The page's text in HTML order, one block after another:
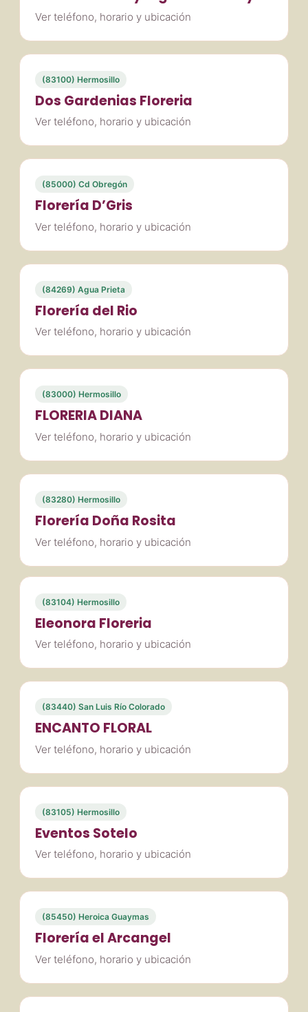
Ver teléfono, horario y ubicación
(83100) Hermosillo
Dos Gardenias Floreria
Ver teléfono, horario y ubicación
(85000) Cd Obregón
Florería D’Gris
Ver teléfono, horario y ubicación
(84269) Agua Prieta
Florería del Rio
Ver teléfono, horario y ubicación
(83000) Hermosillo
FLORERIA DIANA
Ver teléfono, horario y ubicación
(83280) Hermosillo
Florería Doña Rosita
Ver teléfono, horario y ubicación
(83104) Hermosillo
Eleonora Floreria
Ver teléfono, horario y ubicación
(83440) San Luis Río Colorado
ENCANTO FLORAL
Ver teléfono, horario y ubicación
(83105) Hermosillo
Eventos Sotelo
Ver teléfono, horario y ubicación
(85450) Heroica Guaymas
Florería el Arcangel
Ver teléfono, horario y ubicación